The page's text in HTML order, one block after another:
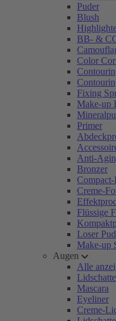
Puder
Blush
BB- &
Color
Fixing
Make-up
Primer
Anti-
Bronzer
Creme-
Flüssige
Loser
Make-up
Augen
Alle
Mascara
Eyeliner
Creme-